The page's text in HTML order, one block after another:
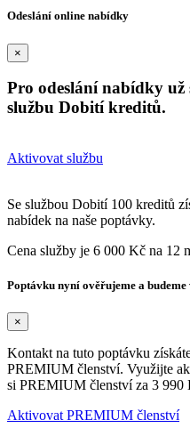
Odeslání online nabídky
×
Pro odeslání nabídky
službu Dobití kreditů.
Aktivovat službu
Se službou Dobití 100 kreditů
nabídek na naše poptávky.
Cena služby je 6 000 Kč na 12
Poptávku nyní ověřujeme a
×
Kontakt na tuto poptávku
PREMIUM členství. Využijte
si PREMIUM členství za 3 990
Aktivovat PREMIUM členství